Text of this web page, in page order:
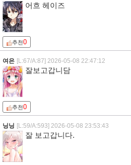
어흐 헤이즈
추천0
여은 [L:67/A:87] 2026-05-08 22:47:12
잘보고갑니담
추천0
닝닝 [L:59/A:593] 2026-05-08 23:53:43
잘 보고갑니다.